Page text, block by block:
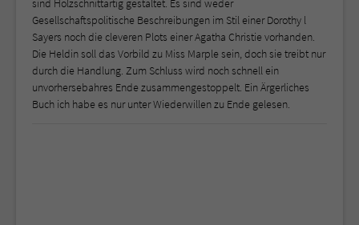
Gesellschaftspolitische Beschreibungen im Stil einer Dorothy l
Sayers noch die cleveren Plots einer Agatha Christie vorhanden.
Die Heldin soll das Vorbild zu Miss Marple sein, doch sie treibt nur
durch die Handlung. Zum Schluss wird noch schnell ein
unvorhersebahres Ende zusammengestoppelt. Ein Ärgerliches
Buch ich habe es nur unter Wiederwillen zu Ende gelesen.